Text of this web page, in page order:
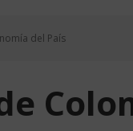
del País